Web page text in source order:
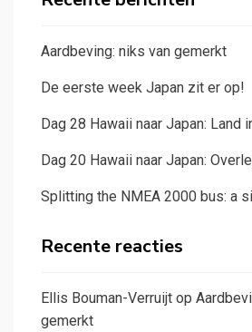
Aardbeving: niks van gemerkt
De eerste week Japan zit er op!
Dag 28 Hawaii naar Japan: Land
Dag 20 Hawaii naar Japan:
Splitting the NMEA 2000 bus: a
Recente reacties
Ellis Bouman-Verruijt op
gemerkt